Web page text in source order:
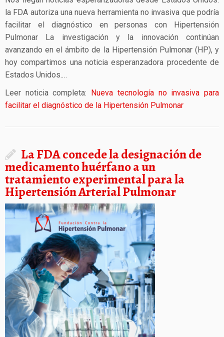
la FDA autoriza una nueva herramienta no invasiva que podría
facilitar el diagnóstico en personas con Hipertensión
Pulmonar La investigación y la innovación continúan
avanzando en el ámbito de la Hipertensión Pulmonar (HP), y
hoy compartimos una noticia esperanzadora procedente de
Estados Unidos.…
Leer noticia completa:
Nueva tecnología no invasiva para
facilitar el diagnóstico de la Hipertensión Pulmonar
La FDA concede la designación de
medicamento huérfano a un
tratamiento experimental para la
Hipertensión Arterial Pulmonar